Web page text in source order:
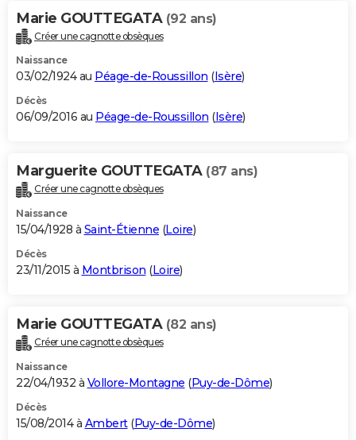
Marie GOUTTEGATA (92 ans)
Créer une cagnotte obsèques
Naissance
03/02/1924 au Péage-de-Roussillon (Isère)
Décès
06/09/2016 au Péage-de-Roussillon (Isère)
Marguerite GOUTTEGATA (87 ans)
Créer une cagnotte obsèques
Naissance
15/04/1928 à Saint-Étienne (Loire)
Décès
23/11/2015 à Montbrison (Loire)
Marie GOUTTEGATA (82 ans)
Créer une cagnotte obsèques
Naissance
22/04/1932 à Vollore-Montagne (Puy-de-Dôme)
Décès
15/08/2014 à Ambert(Puy-de-Dôme)